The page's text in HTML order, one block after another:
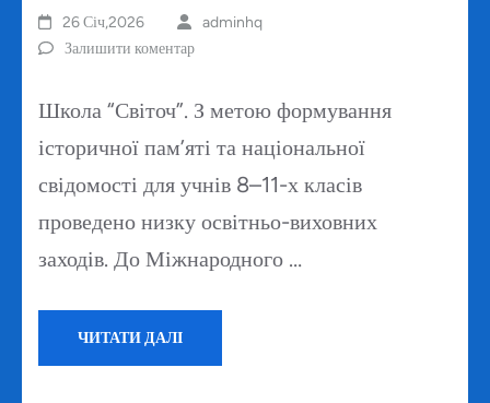
26 Січ,2026
adminhq
Залишити коментар
Школа “Світоч”. З метою формування
історичної пам’яті та національної
свідомості для учнів 8–11-х класів
проведено низку освітньо-виховних
заходів. До Міжнародного …
ЧИТАТИ ДАЛІ